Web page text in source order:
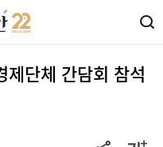
제단체 간담회 참석